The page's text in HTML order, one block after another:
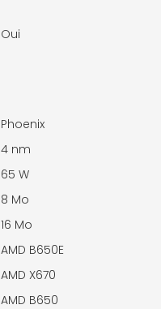
Oui
Phoenix
4 nm
65 W
8 Mo
16 Mo
AMD B650E
AMD X670
AMD B650